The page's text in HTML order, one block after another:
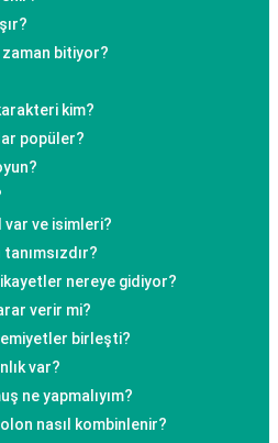
bitiyor?
kim?
popüler?
var ve isimleri?
nereye gidiyor?
verir mi?
birleşti?
var?
ne yapmalıyım?
nasıl kombinlenir?